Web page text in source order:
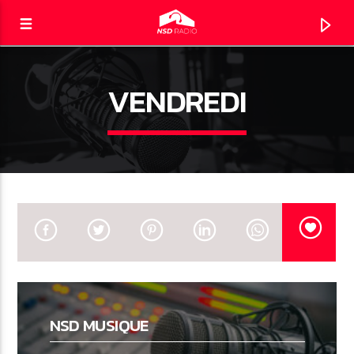
NSD RADIO
LE DIRECT
VENDREDI
NSD MUSIQUE